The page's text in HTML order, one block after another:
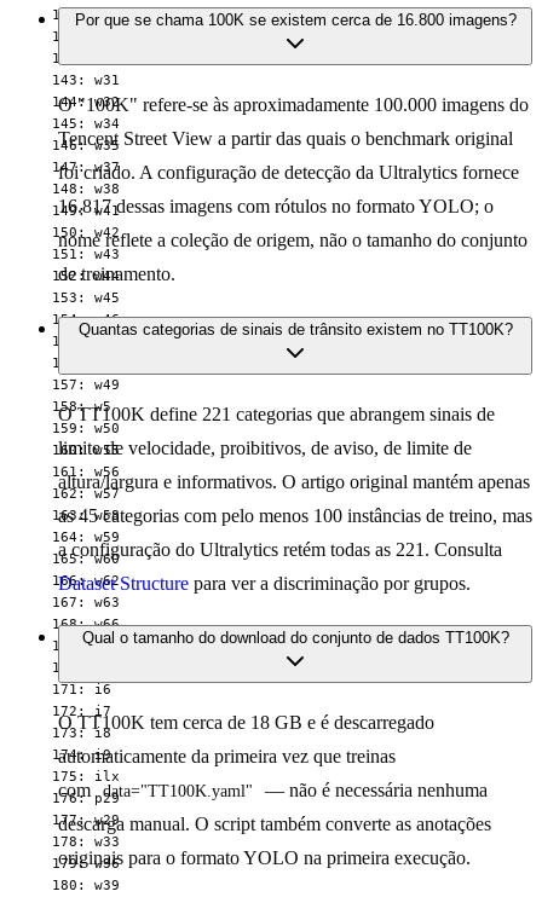
  140: w28
  141: w3
  142: w30
  143: w31
  144: w32
  145: w34
  146: w35
  147: w37
  148: w38
  149: w41
  150: w42
  151: w43
  152: w44
  153: w45
  154: w46
  155: w47
  156: w48
  157: w49
  158: w5
  159: w50
  160: w55
  161: w56
  162: w57
  163: w58
  164: w59
  165: w60
  166: w62
  167: w63
  168: w66
  169: w8
  170: wo
  171: i6
  172: i7
  173: i8
  174: i9
  175: ilx
  176: p29
  177: w29
  178: w33
  179: w36
  180: w39
Por que se chama 100K se existem cerca de 16.800 imagens?
O "100K" refere-se às aproximadamente 100.000 imagens do
Tencent Street View a partir das quais o benchmark original
foi criado. A configuração de detecção da Ultralytics fornece
16.817 dessas imagens com rótulos no formato YOLO; o
nome reflete a coleção de origem, não o tamanho do conjunto
de treinamento.
Quantas categorias de sinais de trânsito existem no TT100K?
O TT100K define 221 categorias que abrangem sinais de
limite de velocidade, proibitivos, de aviso, de limite de
altura/largura e informativos. O artigo original mantém apenas
as 45 categorias com pelo menos 100 instâncias de treino, mas
a configuração do Ultralytics retém todas as 221. Consulta
Dataset Structure para ver a discriminação por grupos.
Qual o tamanho do download do conjunto de dados TT100K?
O TT100K tem cerca de 18 GB e é descarregado
automaticamente da primeira vez que treinas
com
data="TT100K.yaml"
— não é necessária nenhuma
descarga manual. O script também converte as anotações
originais para o formato YOLO na primeira execução.